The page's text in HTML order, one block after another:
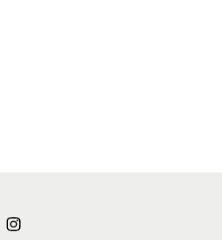
Mosa bananen med gaffel, knäck två